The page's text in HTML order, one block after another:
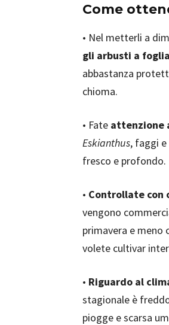
Come
• Nel metterli a
gli arbusti a
abbastanza
chioma.
• Fate attenzione
Eskianthus, faggi
fresco e profondo.
• Controllate con
vengono
primavera e meno
volete cultivar
• Riguardo al
stagionale è
piogge e scarsa